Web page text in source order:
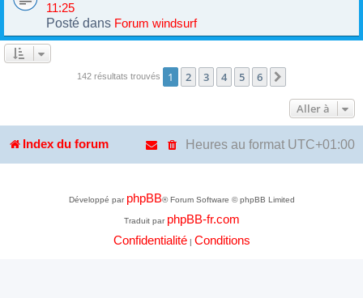
11:25
Posté dans Forum windsurf
142 résultats trouvés 1 2 3 4 5 6
Aller à
Index du forum Heures au format UTC+01:00
Développé par phpBB® Forum Software © phpBB Limited
Traduit par phpBB-fr.com
Confidentialité| Conditions